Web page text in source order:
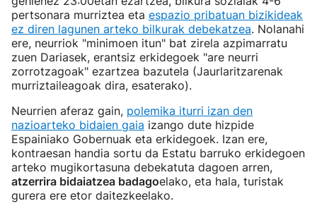
pertsonara murriztea eta espazio pribatuan bizikideak
ez diren lagunen arteko bilkurak debekatzea. Nolanahi
ere, neurriok "minimoen itun" bat zirela azpimarratu
zuen Dariasek, erantsiz erkidegoek "are neurri
zorrotzagoak" ezartzea bazutela (Jaurlaritzarenak
murriztaileagoak dira, esaterako).
Neurrien aferaz gain, polemika iturri izan den
nazioarteko bidaien gaia izango dute hizpide
Espainiako Gobernuak eta erkidegoek. Izan ere,
kontraesan handia sortu da Estatu barruko erkidegoen
arteko mugikortasuna debekatuta dagoen arren,
atzerrira bidaiatzea badagoelako, eta hala, turistak
gurera ere etor daitezkeelako.